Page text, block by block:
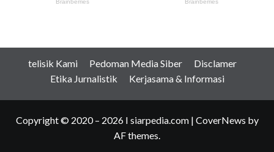
telisik Kami Pedoman Media Siber
Disclamer
Etika Jurnalistik
Kerjasama & Informasi
Copyright © 2020 – 2026 I siarpedia.com | CoverNews by
AF themes.